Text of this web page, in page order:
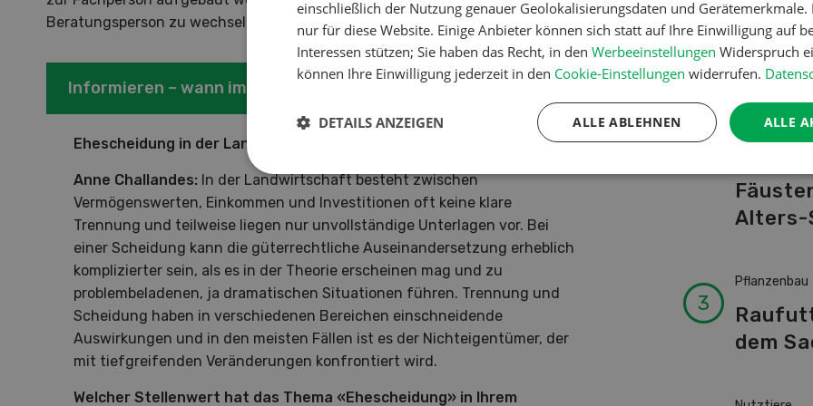
Beratungsperson zu wechseln.
Informieren – wann immer möglich
Ehescheidung in der Landwirtschaft – wo drückt der Schuh?
Anne Challandes: In der Landwirtschaft besteht zwischen
Vermögenswerten, Einkommen und Investitionen oft keine klare
Trennung und teilweise liegen nur unvollständige Unterlagen vor. Bei
einer Scheidung kann die güterrechtliche Auseinandersetzung erheblich
komplizierter sein, als es in der Theorie erscheinen mag und zu
problembeladenen, ja dramatischen Situationen führen. Trennung und
Scheidung haben in verschiedenen Bereichen einschneidende
Auswirkungen und in den meisten Fällen ist es der Nichteigentümer, der
mit tiefgreifenden Veränderungen konfrontiert wird.
Welcher Stellenwert hat das Thema «Ehescheidung» in Ihrem
von A-
Alters-
Pflanzenbau
dem
einschließlich der Nutzung genauer Geolokalisierungsdaten und
nur für diese Website. Einige Anbieter können sich statt auf Ihre Einwilligung auf
Interessen stützen; Sie haben das Recht, in den Werbeeinstellungen Widerspruch
können Ihre Einwilligung jederzeit in den Cookie-Einstellungen widerrufen.
ALLE
ALLE ABLEHNEN
DETAILS ANZEIGEN